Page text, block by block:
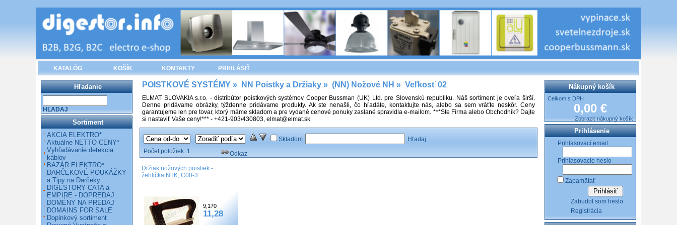
KATALÓG KOŠÍK KONTAKTY PRIHLÁSIŤ
POISTKOVÉ SYSTÉMY » NN Poistky a Držiaky » (NN) Nožové NH » Veľkosť 02
ELMAT SLOVAKIA s.r.o. - distribútor poistkových systémov Cooper Bussman (UK) Ltd. pre Slovenskú republiku. Náš sortiment je oveľa širší.
Denne pridávame obrázky, týždenne pridávame produkty. Ak ste nenašli, čo hľadáte, kontaktujte nás, alebo sa sem vráťte neskôr. Ceny
garantujeme len pre tovar, ktorý máme skladom a pre vydané cenové ponuky zaslané spravidla e-mailom. ***Ste Firma alebo Obchodník? Dajte
si nastaviť Vaše ceny!*** - +421-903/430803, elmat@elmat.sk
Skladom
Hľadaj
Počet položiek: 1 Odkaz
Držiak nožových poistiek -
žehlička NTK, C00-3
9,170
11,28
Hľadanie
HĽADAJ
Sortiment
AKCIA ELEKTRO*
Aktuálne NETTO CENY*
Vyhľadávanie detekcia
káblov
BAZÁR ELEKTRO*
DARČEKOVÉ POUKÁŽKY
a Tipy na Darčeky
DIGESTORY CATA a
EMPIRE - DOPREDAJ
DOMÉNY NA PREDAJ
DOMAINS FOR SALE
Doplnkový sortiment
Nákupný košík
Celkom s DPH
0,00 €
Zobraziť nákupný košík
Prihlásenie
Prihlasovací email
Prihlasovacie heslo
Zapamätať
Zabudol som heslo
Registrácia